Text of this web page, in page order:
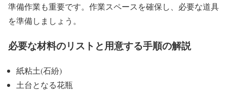
準備作業も重要です。作業スペースを確保し、必要な道具
を準備しましょう。
必要な材料のリストと用意する手順の解説
紙粘土(石紛)
土台となる花瓶